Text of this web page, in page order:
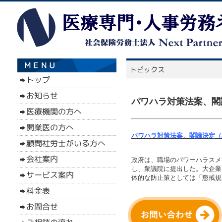
パワハラ対策法案、
パワハラ対策法案、閣議決定
政府は、職場のパワーハラス
し、衆議院に提出した。大企
体的な防止策としては「懲戒